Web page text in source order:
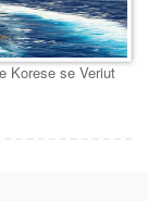
Korese se Veriut